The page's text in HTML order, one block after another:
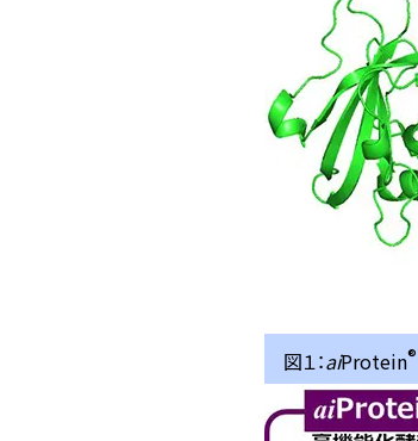
図１：aiProtein®